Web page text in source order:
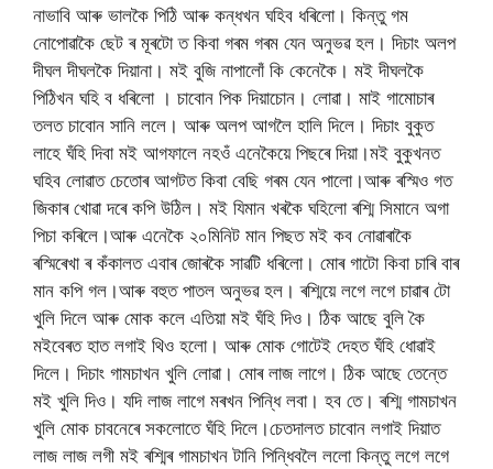
নাভাবি আৰু ভালকৈ পিঠি আৰু কন্ধখন ঘহিব ধৰিলো। কিন্তু গম
নোপোৱাকৈ ছেট ৰ মূৰটো ত কিবা গৰম গৰম যেন অনুভৱ হল। দিচাং অলপ
দীঘল দীঘলকৈ দিয়ানা। মই বুজি নাপালোঁ কি কেনেকৈ। মই দীঘলকৈ
পিঠিখন ঘহি ব ধৰিলো । চাবোন পিক দিয়াচোন। লোৱা। মাই গামোচাৰ
তলত চাবোন সানি ললে। আৰু অলপ আগলৈ হালি দিলে। দিচাং বুকুত
লাহে ঘঁহি দিবা মই আগফালে নহওঁ এনেকৈয়ে পিছৰে দিয়া।মই বুকুখনত
ঘহিব লোৱাত চেতোৰ আগটত কিবা বেছি গৰম যেন পালো।আৰু ৰস্মিও গত
জিকাৰ খোৱা দৰে কপি উঠিল। মই যিমান খৰকৈ ঘহিলো ৰশ্মি সিমানে অগা
পিচা কৰিলে।আৰু এনেকৈ ২০মিনিট মান পিছত মই কব নোৱাৰাকৈ
ৰস্মিৰেখা ৰ কঁকালত এবাৰ জোৰকৈ সাৱটি ধৰিলো। মোৰ গাটো কিবা চাৰি বাৰ
মান কপি গল।আৰু বহুত পাতল অনুভৱ হল। ৰশ্মিয়ে লগে লগে চাৱাৰ টো
খুলি দিলে আৰু মোক কলে এতিয়া মই ঘঁহি দিও। ঠিক আছে বুলি কৈ
মইবেৰত হাত লগাই থিও হলো। আৰু মোক গোটেই দেহত ঘঁহি ধোৱাই
দিলে। দিচাং গামচাখন খুলি লোৱা। মোৰ লাজ লাগে। ঠিক আছে তেন্তে
মই খুলি দিও। যদি লাজ লাগে মৰখন পিন্ধি লবা। হব তে। ৰশ্মি গামচাখন
খুলি মোক চাবনেৰে সকলোতে ঘঁহি দিলে।চেতদালত চাবোন লগাই দিয়াত
লাজ লাজ লগী মই ৰশ্মিৰ গামচাখন টানি পিন্ধিবলৈ ললো কিন্তু লগে লগে